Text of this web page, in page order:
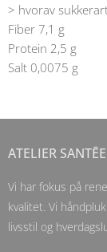
> hvorav
Fiber 7,1 g
Protein 2,5 g
Salt 0,0075 g
ATELIER SANTĒE
Vi har fokus på
kvalitet. Vi
livsstil og